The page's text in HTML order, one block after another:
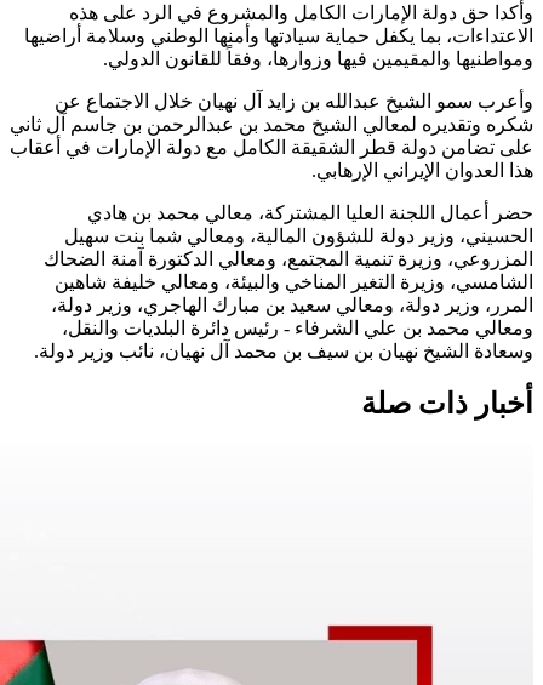
وأكدا حق دولة الإمارات الكامل والمشروع في الرد على هذه
الاعتداءات، بما يكفل حماية سيادتها وأمنها الوطني وسلامة أراضيها
ومواطنيها والمقيمين فيها وزوارها، وفقاً للقانون الدولي.
وأعرب سمو الشيخ عبدالله بن زايد آل نهيان خلال الاجتماع عن
شكره وتقديره لمعالي الشيخ محمد بن عبدالرحمن بن جاسم آل ثاني
على تضامن دولة قطر الشقيقة الكامل مع دولة الإمارات في أعقاب
هذا العدوان الإيراني الإرهابي.
حضر أعمال اللجنة العليا المشتركة، معالي محمد بن هادي
الحسيني، وزير دولة للشؤون المالية، ومعالي شما بنت سهيل
المزروعي، وزيرة تنمية المجتمع، ومعالي الدكتورة آمنة الضحاك
الشامسي، وزيرة التغير المناخي والبيئة، ومعالي خليفة شاهين
المرر، وزير دولة، ومعالي سعيد بن مبارك الهاجري، وزير دولة،
ومعالي محمد بن علي الشرفاء - رئيس دائرة البلديات والنقل،
وسعادة الشيخ نهيان بن سيف بن محمد آل نهيان، نائب وزير دولة.
أخبار ذات صلة